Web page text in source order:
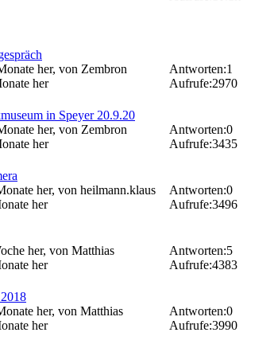
her, von Zembron
her
Antworten:1
Aufrufe:2970
in Speyer 20.9.20
her, von Zembron
her
Antworten:0
Aufrufe:3435
her, von heilmann.klaus
her
Antworten:0
Aufrufe:3496
her, von Matthias
her
Antworten:5
Aufrufe:4383
her, von Matthias
her
Antworten:0
Aufrufe:3990